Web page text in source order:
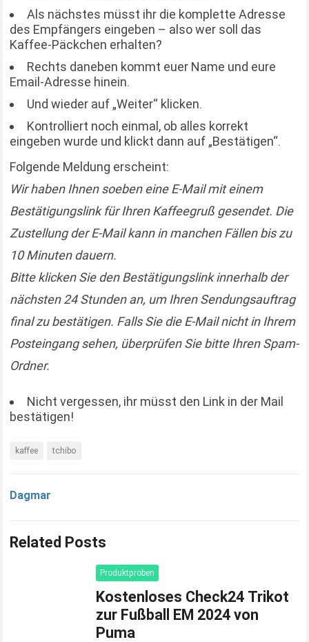
Als nächstes müsst ihr die komplette Adresse
des Empfängers eingeben – also wer soll das
Kaffee-Päckchen erhalten?
Rechts daneben kommt euer Name und eure
Email-Adresse hinein.
Und wieder auf „Weiter“ klicken.
Kontrolliert noch einmal, ob alles korrekt
eingeben wurde und klickt dann auf „Bestätigen“.
Folgende Meldung erscheint:
Wir haben Ihnen soeben eine E-Mail mit einem
Bestätigungslink für Ihren Kaffeegruß gesendet. Die
Zustellung der E-Mail kann in manchen Fällen bis zu
10 Minuten dauern.
Bitte klicken Sie den Bestätigungslink innerhalb der
nächsten 24 Stunden an, um Ihren Sendungsauftrag
final zu bestätigen. Falls Sie die E-Mail nicht in Ihrem
Posteingang sehen, überprüfen Sie bitte Ihren Spam-
Ordner.
Nicht vergessen, ihr müsst den Link in der Mail
bestätigen!
kaffee tchibo
Dagmar
Related Posts
Produktproben
Kostenloses Check24 Trikot
zur Fußball EM 2024 von
Puma